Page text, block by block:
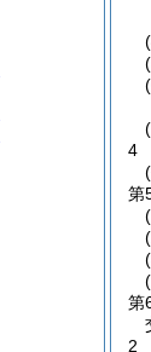
4
第
第
2